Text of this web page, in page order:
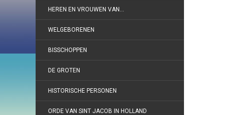
HEREN EN VROUWEN VAN…
WELGEBORENEN
BISSCHOPPEN
DE GROTEN
HISTORISCHE PERSONEN
ORDE VAN SINT JACOB IN HOLLAND